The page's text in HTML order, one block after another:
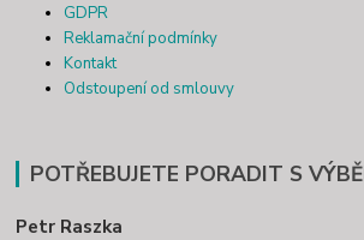
GDPR
Reklamační podmínky
Kontakt
Odstoupení od smlouvy
POTŘEBUJETE PORADIT S
Petr Raszka